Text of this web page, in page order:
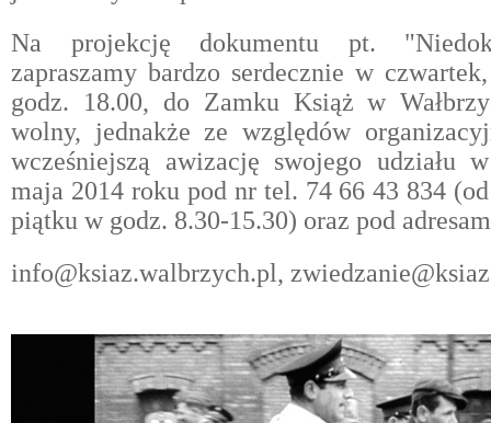
Na projekcję dokumentu pt.
zapraszamy bardzo serdecznie w
godz. 18.00, do Zamku Książ w
wolny, jednakże ze względów
wcześniejszą awizację swojego udziału
maja 2014 roku pod nr tel. 74 66 43 834
piątku w godz. 8.30-15.30) oraz pod
info@ksiaz.walbrzych.pl,